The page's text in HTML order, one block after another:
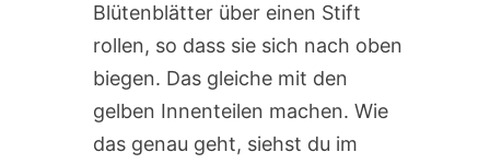
Blütenblätter über einen Stift
rollen, so dass sie sich nach oben
biegen. Das gleiche mit den
gelben Innenteilen machen. Wie
das genau geht, siehst du im